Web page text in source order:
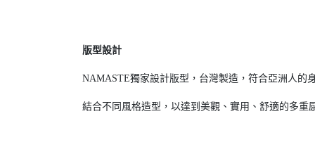
版型設計
NAMASTE獨家設計版型，台灣製造，符合亞洲人的
結合不同風格造型，以達到美觀、實用、舒適的多重